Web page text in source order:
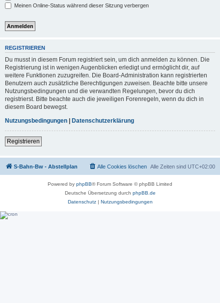
Meinen Online-Status während dieser Sitzung verbergen
REGISTRIEREN
Du musst in diesem Forum registriert sein, um dich anmelden zu können. Die
Registrierung ist in wenigen Augenblicken erledigt und ermöglicht dir, auf
weitere Funktionen zuzugreifen. Die Board-Administration kann registrierten
Benutzern auch zusätzliche Berechtigungen zuweisen. Beachte bitte unsere
Nutzungsbedingungen und die verwandten Regelungen, bevor du dich
registrierst. Bitte beachte auch die jeweiligen Forenregeln, wenn du dich in
diesem Board bewegst.
Nutzungsbedingungen | Datenschutzerklärung
Registrieren
S-Bahn-Bw - Abstellplan Alle Zeiten sind UTC+02:00
Alle Cookies löschen
Powered by phpBB® Forum Software © phpBB Limited
Deutsche Übersetzung durch phpBB.de
Datenschutz| Nutzungsbedingungen